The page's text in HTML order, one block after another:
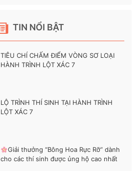
TIN NỔI BẬT
TIÊU CHÍ CHẤM ĐIỂM VÒNG SƠ LOẠI
HÀNH TRÌNH LỘT XÁC 7
LỘ TRÌNH THÍ SINH TẠI HÀNH TRÌNH
LỘT XÁC 7
Giải thưởng “Bông Hoa Rực Rỡ” dành
cho các thí sinh được ủng hộ cao nhất